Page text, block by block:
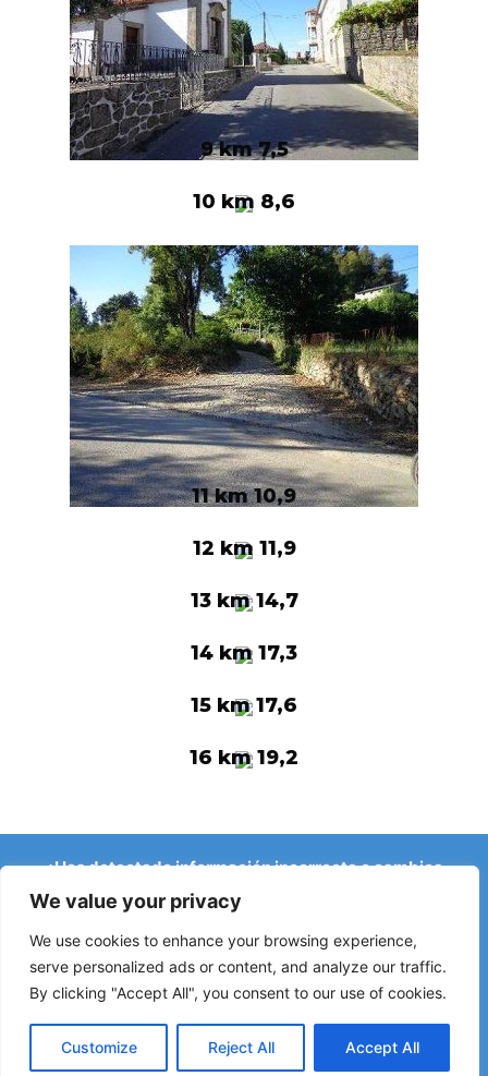
We value your privacy
We use cookies to enhance your browsing experience,
serve personalized ads or content, and analyze our traffic.
By clicking "Accept All", you consent to our use of cookies.
Customize Reject All Accept All
9 km 7,5
10 km 8,6
11 km 10,9
12 km 11,9
13 km 14,7
14 km 17,3
15 km 17,6
16 km 19,2
¿Has detectado información incorrecta o cambios
recientes en el Camino?
Avisos sobre albergues cerrados, inundaciones, desvíos,
obras u otros cambios ayudan a mantener la guía
actualizada.